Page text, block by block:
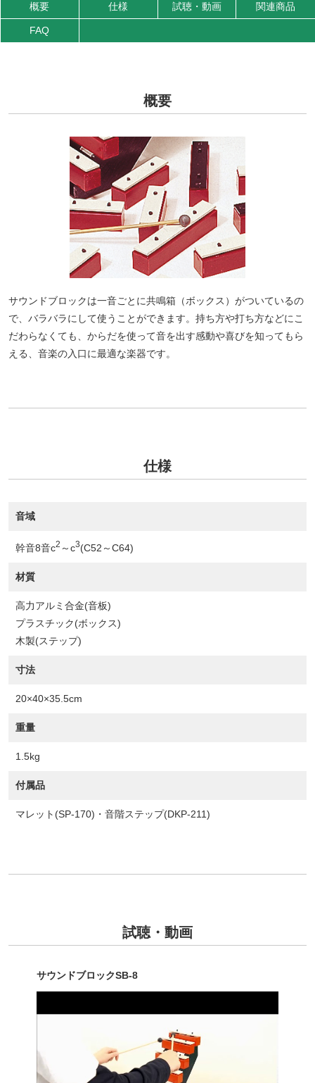
概要 仕様 試聴・動画 関連商品
FAQ
概要
サウンドブロックは一音ごとに共鳴箱（ボックス）がついているの
で、バラバラにして使うことができます。持ち方や打ち方などにこ
だわらなくても、からだを使って音を出す感動や喜びを知ってもら
える、音楽の入口に最適な楽器です。
仕様
音域
幹音8音c2 ～c3(C52～C64)
材質
高力アルミ合金(音板)
プラスチック(ボックス)
木製(ステップ)
寸法
20×40×35.5cm
重量
1.5kg
付属品
マレット(SP-170)・音階ステップ(DKP-211)
試聴・動画
サウンドブロックSB-8